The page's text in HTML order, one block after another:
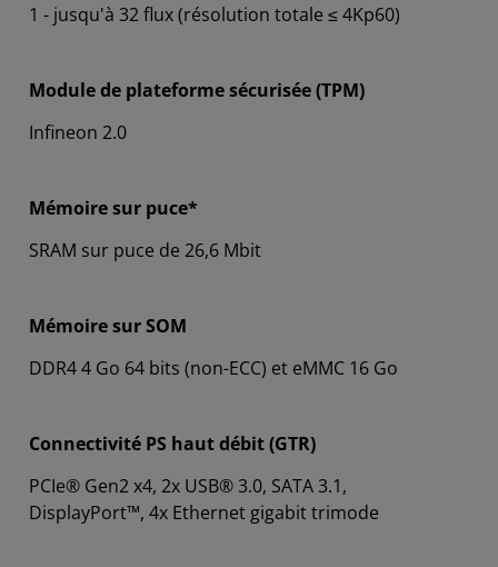
1 - jusqu'à 32 flux (résolution totale ≤ 4Kp60)
Module de plateforme sécurisée (TPM)
Infineon 2.0
Mémoire sur puce*
SRAM sur puce de 26,6 Mbit
Mémoire sur SOM
DDR4 4 Go 64 bits (non-ECC) et eMMC 16 Go
Connectivité PS haut débit (GTR)
PCIe® Gen2 x4, 2x USB® 3.0, SATA 3.1,
DisplayPort™, 4x Ethernet gigabit trimode